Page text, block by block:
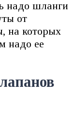
надо шланги
от
на которых
надо ее